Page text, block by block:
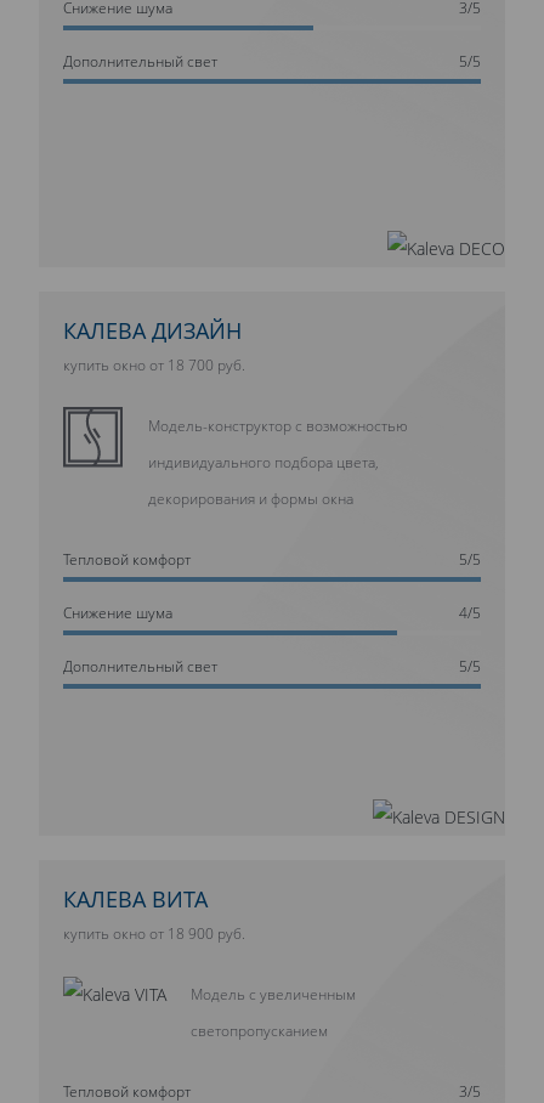
Cнижение шума 3/5
Дополнительный свет 5/5
КАЛЕВА ДИЗАЙН
купить окно от 18 700 руб.
Модель-конструктор с возможностью
индивидуального подбора цвета,
декорирования и формы окна
Тепловой комфорт 5/5
Cнижение шума 4/5
Дополнительный свет 5/5
КАЛЕВА ВИТА
купить окно от 18 900 руб.
Модель с увеличенным
светопропусканием
Тепловой комфорт 3/5